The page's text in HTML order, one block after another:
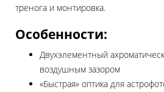
тренога и монтировка.
Особенности:
Двухэлементный
воздушным зазором
«Быстрая» оптика для